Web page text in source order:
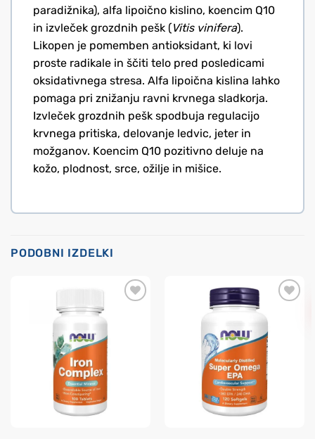
paradižnika), alfa lipoično kislino, koencim Q10
in izvleček grozdnih pešk (Vitis vinifera).
Likopen je pomemben antioksidant, ki lovi
proste radikale in ščiti telo pred posledicami
oksidativnega stresa. Alfa lipoična kislina lahko
pomaga pri znižanju ravni krvnega sladkorja.
Izvleček grozdnih pešk spodbuja regulacijo
krvnega pritiska, delovanje ledvic, jeter in
možganov. Koencim Q10 pozitivno deluje na
kožo, plodnost, srce, ožilje in mišice.
PODOBNI IZDELKI